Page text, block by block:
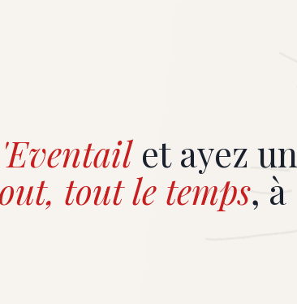
et ayez un
tout le temps, à